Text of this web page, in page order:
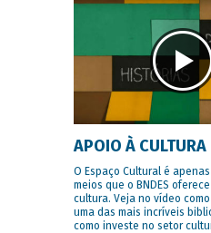
APOIO À CULTURA
O Espaço Cultural é apenas
meios que o BNDES
cultura. Veja no vídeo como
uma das mais incríveis
como investe no setor